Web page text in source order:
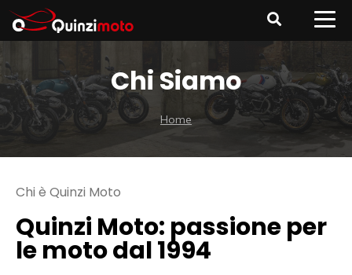
Chi Siamo
Home
Chi è Quinzi Moto
Quinzi Moto: passione per
le moto dal 1994